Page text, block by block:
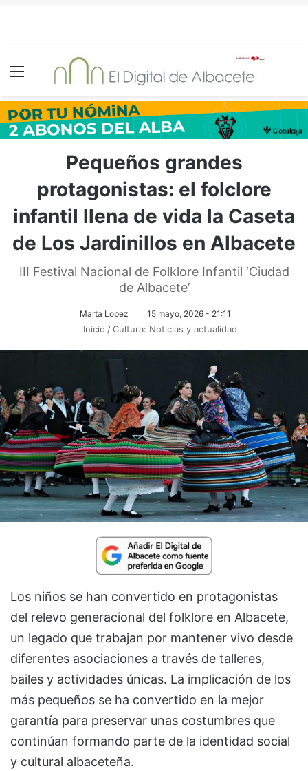
Menú
Pequeños grandes
protagonistas: el folclore
infantil llena de vida la Caseta
de Los Jardinillos en Albacete
III Festival Nacional de Folklore Infantil ‘Ciudad
de Albacete’
Marta Lopez 15 mayo, 2026 - 21:11
Inicio / Cultura: Noticias y actualidad
Los niños se han convertido en protagonistas
del relevo generacional del folklore en Albacete,
un legado que trabajan por mantener vivo desde
diferentes asociaciones a través de talleres,
bailes y actividades únicas. La implicación de los
más pequeños se ha convertido en la mejor
garantía para preservar unas costumbres que
continúan formando parte de la identidad social
y cultural albaceteña.